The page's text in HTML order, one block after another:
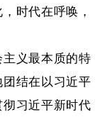
时代在呼唤，
义最本质的特
结在以习近平
习近平新时代